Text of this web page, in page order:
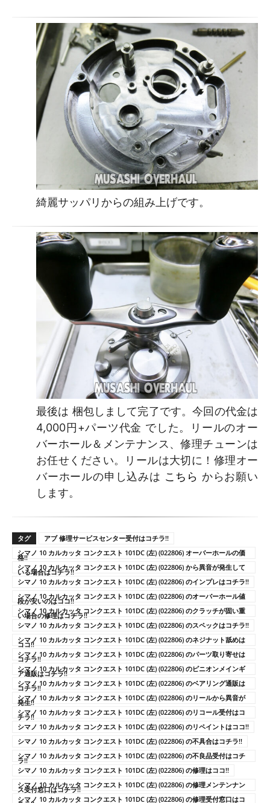
綺麗サッパリからの組み上げです。
最後は 梱包しまして完了です。今回の代金は
4,000円+パーツ代金 でした。リールのオー
バーホール＆メンテナンス、修理チューンは
お任せください。リールは大切に！修理オー
バーホールの申し込みは こちら からお願い
します。
タグ
アブ 修理サービスセンター受付はコチラ!!
シマノ 10 カルカッタ コンクエスト 101DC (左) (022806) オーバーホールの価
格!!
シマノ 10 カルカッタ コンクエスト 101DC (左) (022806) から異音が発生して
いる場合はコチラ!!
シマノ 10 カルカッタ コンクエスト 101DC (左) (022806) のインプレはコチラ!!
シマノ 10 カルカッタ コンクエスト 101DC (左) (022806) のオーバーホール値
段が安いのはココ!!
シマノ 10 カルカッタ コンクエスト 101DC (左) (022806) のクラッチが固い重
い場合の修理はコチラ!!
シマノ 10 カルカッタ コンクエスト 101DC (左) (022806) のスペックはコチラ!!
シマノ 10 カルカッタ コンクエスト 101DC (左) (022806) のネジナット舐めは
ココ!!
シマノ 10 カルカッタ コンクエスト 101DC (左) (022806) のパーツ取り寄せは
コチラ!!
シマノ 10 カルカッタ コンクエスト 101DC (左) (022806) のピニオンメインギ
ア通販はコチラ!!
シマノ 10 カルカッタ コンクエスト 101DC (左) (022806) のベアリング通販は
コチラ!!
シマノ 10 カルカッタ コンクエスト 101DC (左) (022806) のリールから異音が
発生!!
シマノ 10 カルカッタ コンクエスト 101DC (左) (022806) のリコール受付はコ
チラ!!
シマノ 10 カルカッタ コンクエスト 101DC (左) (022806) のリペイントはココ!!
シマノ 10 カルカッタ コンクエスト 101DC (左) (022806) の不具合はコチラ!!
シマノ 10 カルカッタ コンクエスト 101DC (左) (022806) の不良品受付はコチ
ラ!!
シマノ 10 カルカッタ コンクエスト 101DC (左) (022806) の修理はココ!!
シマノ 10 カルカッタ コンクエスト 101DC (左) (022806) の修理メンテンナン
ス受付窓口はコチラ!!
シマノ 10 カルカッタ コンクエスト 101DC (左) (022806) の修理受付窓口はコ